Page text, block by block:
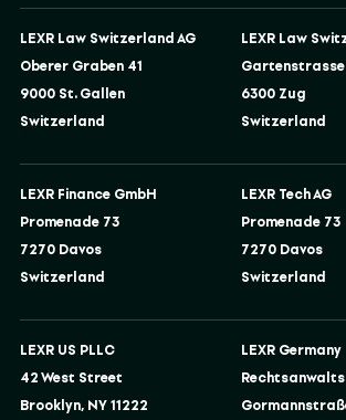
LEXR Law Switzerland AG
Oberer Graben 41
9000 St. Gallen
Switzerland
LEXR Law
Gartenstrasse
6300 Zug
Switzerland
LEXR Finance GmbH
Promenade 73
7270 Davos
Switzerland
LEXR Tech AG
Promenade 73
7270 Davos
Switzerland
LEXR US PLLC
42 West Street
Brooklyn, NY 11222
LEXR Germany
Rechtsanwalts